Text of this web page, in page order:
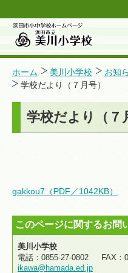
浜田市小中学校ホームペ
ホーム 美川小学校 お知
学校だより（７月号）
学校だより（７
gakkou7（PDF／1042KB）
このページに関するお問
美川小学校
電話：0855-27-0802 FAX：
ikawa@hamada.ed.jp